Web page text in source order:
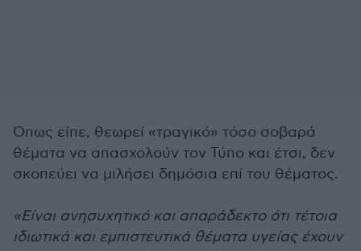
Όπως είπε, θεωρεί «τραγικό» τόσο σοβαρά
θέματα να απασχολούν τον Τύπο και έτσι, δεν
σκοπεύει να μιλήσει δημόσια επί του θέματος.
«Είναι ανησυχητικό και απαράδεκτο ότι τέτοια
ιδιωτικά και εμπιστευτικά θέματα υγείας έχουν